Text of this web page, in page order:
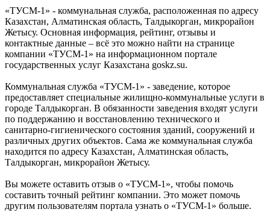
«ТУСМ-1» - коммунальная служба, расположенная по адресу
Казахстан, Алматинская область, Талдыкорган, микрорайон
Жетысу. Основная информация, рейтинг, отзывы и
контактные данные – всё это можно найти на странице
компании «ТУСМ-1» на информационном портале
государственных услуг Казахстана goskz.su.
Коммунальная служба «ТУСМ-1» - заведение, которое
предоставляет специальные жилищно-коммунальные услуги в
городе Талдыкорган. В обязанности заведения входят услуги
по поддержанию и восстановлению технического и
санитарно-гигиенического состояния зданий, сооружений и
различных других объектов. Сама же коммунальная служба
находится по адресу Казахстан, Алматинская область,
Талдыкорган, микрорайон Жетысу.
Вы можете оставить отзыв о «ТУСМ-1», чтобы помочь
составить точный рейтинг компании. Это может помочь
другим пользователям портала узнать о «ТУСМ-1» больше.